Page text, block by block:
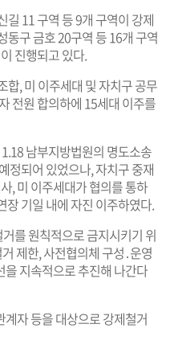
길 11 구역 등 9개 구역이 강제
동구 금호 20구역 등 16개 구역
진행되고 있다.
합, 미 이주세대 및 자치구 공무
전원 합의하에 15세대 이주를
남부지방법원의 명도소송
정되어 있었으나, 자치구 중재
, 미 이주세대가 협의를 통하
장 기일 내에 자진 이주하였다.
를 원칙적으로 금지시키기 위
제한, 사전협의체 구성․운영
을 지속적으로 추진해 나간다
자 등을 대상으로 강제철거